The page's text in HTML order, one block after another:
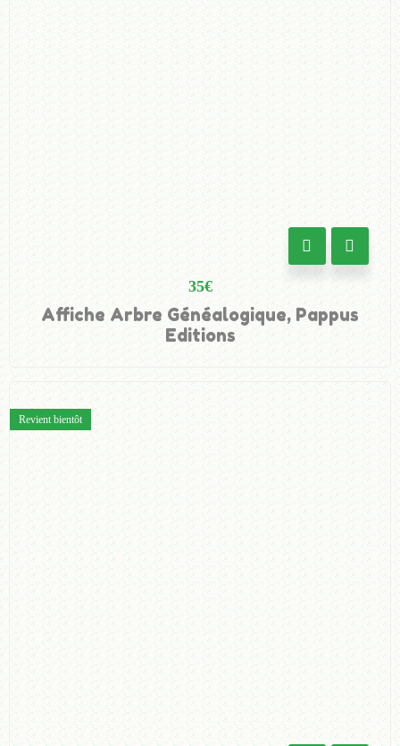
35€
Affiche Arbre Généalogique, Pappus
Editions
Revient bientôt